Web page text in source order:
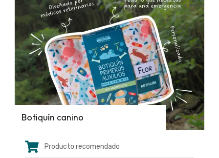
Botiquín canino
Producto recomendado